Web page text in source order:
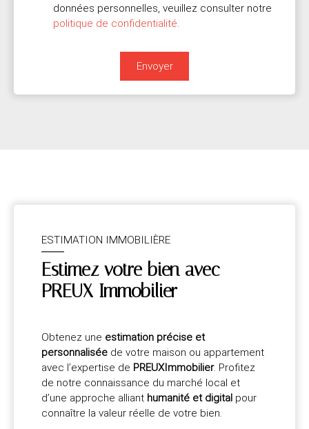
données personnelles, veuillez consulter notre
politique de confidentialité.
Envoyer
ESTIMATION IMMOBILIÈRE
Estimez votre bien avec
PREUX Immobilier
Obtenez une estimation précise et
personnalisée de votre maison ou appartement
avec l’expertise de PREUXImmobilier. Profitez
de notre connaissance du marché local et
d’une approche alliant humanité et digital pour
connaître la valeur réelle de votre bien.